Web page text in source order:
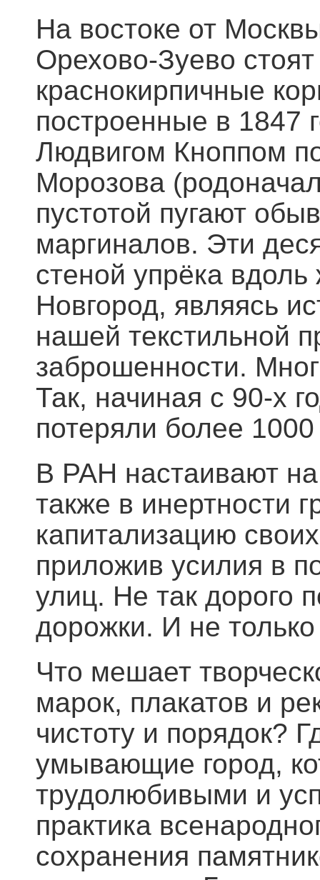
На востоке от
Орехово-Зуево
краснокирпичные
построенные в 1847
Людвигом Кноппом
Морозова
пустотой пугают
маргиналов. Эти
стеной упрёка
Новгород, являясь
нашей текстильной
заброшенности.
Так, начиная с 90-х
потеряли более
В РАН настаивают на
также в инертности
капитализацию
приложив усилия в
улиц. Не так дорого
дорожки. И не
Что мешает
марок, плакатов и
чистоту и порядок?
умывающие город,
трудолюбивыми и
практика
сохранения